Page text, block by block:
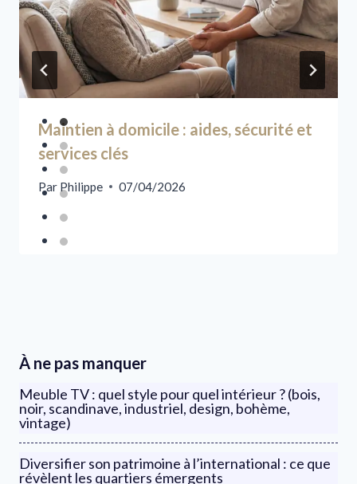
Maintien à domicile : aides, sécurité et
services clés
Par Philippe 07/04/2026
À ne pas manquer
Meuble TV : quel style pour quel intérieur ? (bois,
noir, scandinave, industriel, design, bohème,
vintage)
Diversifier son patrimoine à l’international : ce que
révèlent les quartiers émergents